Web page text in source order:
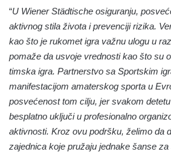
“U Wiener Städtische osiguranju,
aktivnog stila života i prevenciji rizika.
kao što je rukomet igra važnu ulogu u
pomaže da usvoje vrednosti kao što su
timska igra. Partnerstvo sa Sportskim
manifestacijom amaterskog sporta u
posvećenost tom cilju, jer svakom
besplatno uključi u profesionalno
aktivnosti. Kroz ovu podršku, želimo da
zajednica koje pružaju jednake šanse